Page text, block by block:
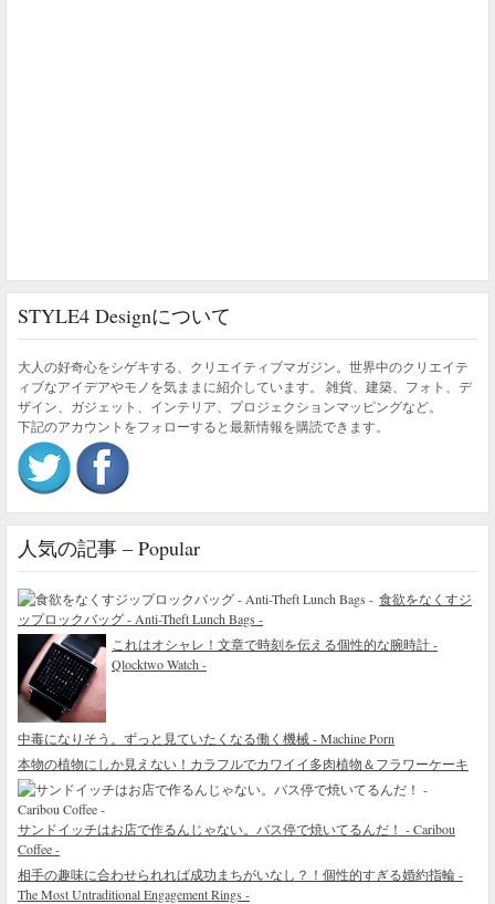
STYLE4 Designについて
大人の好奇心をシゲキする、クリエイティブマガジン。世界中のクリエイテ
ィブなアイデアやモノを気ままに紹介しています。 雑貨、建築、フォト、デ
ザイン、ガジェット、インテリア、プロジェクションマッピングなど。
下記のアカウントをフォローすると最新情報を購読できます。
人気の記事 – Popular
食欲をなくすジ
ップロックバッグ - Anti-Theft Lunch Bags -
これはオシャレ！文章で時刻を伝える個性的な腕時計 -
Qlocktwo Watch -
中毒になりそう。ずっと見ていたくなる働く機械 - Machine Porn
本物の植物にしか見えない！カラフルでカワイイ多肉植物＆フラワーケーキ
サンドイッチはお店で作るんじゃない。バス停で焼いてるんだ！ - Caribou
Coffee -
相手の趣味に合わせられれば成功まちがいなし？！個性的すぎる婚約指輪 -
The Most Untraditional Engagement Rings -